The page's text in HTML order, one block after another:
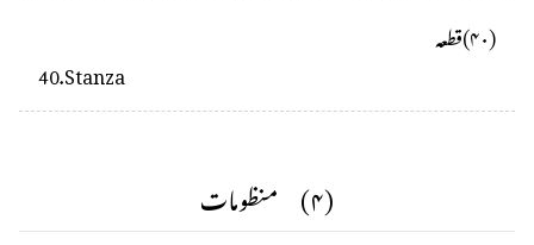
(۴۰)قطعہ
40.Stanza
(۴) منظومات